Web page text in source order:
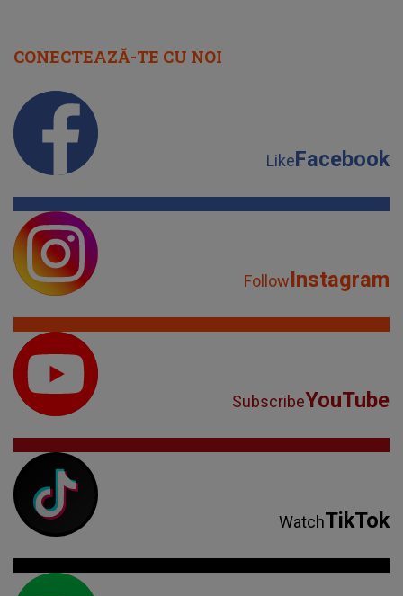
CONECTEAZĂ-TE CU NOI
LikeFacebook
FollowInstagram
SubscribeYouTube
WatchTikTok